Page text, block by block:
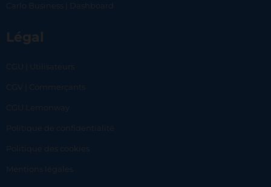
Carlo Business | Dashboard
Légal
CGU | Utilisateurs
CGV | Commerçants
CGU Lemonway
Politique de confidentialité
Politique des cookies
Mentions légales